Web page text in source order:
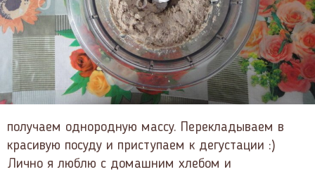
получаем однородную массу. Перекладываем в
красивую посуду и приступаем к дегустации :)
Лично я люблю с домашним хлебом и